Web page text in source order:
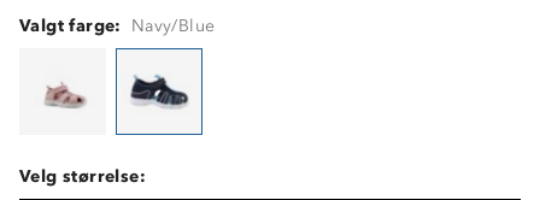
Valgt farge: Navy/Blue
Velg størrelse: